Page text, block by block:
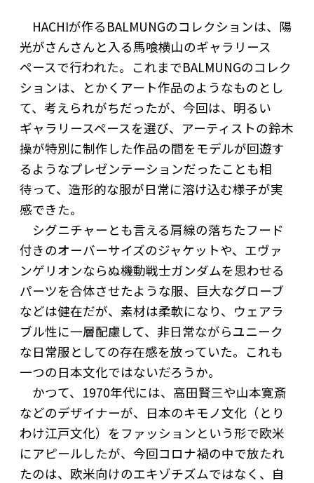
HACHIが作るBALMUNGのコレクションは、陽
光がさんさんと入る馬喰横山のギャラリース
ペースで行われた。これまでBALMUNGのコレク
ションは、とかくアート作品のようなものとし
て、考えられがちだったが、今回は、明るい
ギャラリースペースを選び、アーティストの鈴木
操が特別に制作した作品の間をモデルが回遊す
るようなプレゼンテーションだったことも相
待って、造形的な服が日常に溶け込む様子が実
感できた。
シグニチャーとも言える肩線の落ちたフード
付きのオーバーサイズのジャケットや、エヴァ
ンゲリオンならぬ機動戦士ガンダムを思わせる
パーツを合体させたような服、巨大なグローブ
などは健在だが、素材は柔軟になり、ウェアラ
ブル性に一層配慮して、非日常ながらユニーク
な日常服としての存在感を放っていた。これも
一つの日本文化ではないだろうか。
かつて、1970年代には、高田賢三や山本寛斎
などのデザイナーが、日本のキモノ文化（とり
わけ江戸文化）をファッションという形で欧米
にアピールしたが、今回コロナ禍の中で放たれ
たのは、欧米向けのエキゾチズムではなく、自